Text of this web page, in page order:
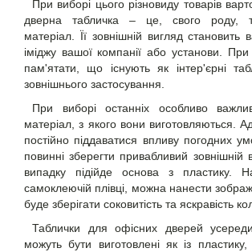
При виборі цього різновиду товарів
дверна табличка – це, свого роду,
матеріал. Її зовнішній вигляд становить
іміджу вашої компанії або установи.
пам'ятати, що існують як інтер'єрні
зовнішнього застосування.
При виборі останніх особливо
матеріал, з якого вони виготовляються.
постійно піддаватися впливу погодних
повинні зберегти привабливий
випадку підійде основа з пластику.
самоклеючій плівці, можна нанести
буде зберігати соковитість та яскравість
Таблички для офісних дверей
можуть бути виготовлені як із